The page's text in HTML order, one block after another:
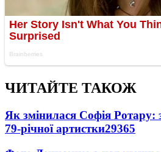
ЧИТАЙТЕ ТАКОЖ
Як змінилася Софія Ротару:
79-річної артистки29365